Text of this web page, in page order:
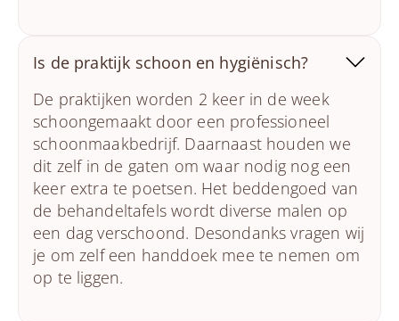
Is de praktijk schoon en hygiënisch?
De praktijken worden 2 keer in de week
schoongemaakt door een professioneel
schoonmaakbedrijf. Daarnaast houden we
dit zelf in de gaten om waar nodig nog een
keer extra te poetsen. Het beddengoed van
de behandeltafels wordt diverse malen op
een dag verschoond. Desondanks vragen wij
je om zelf een handdoek mee te nemen om
op te liggen.